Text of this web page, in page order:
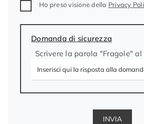
Ho preso visione della Privacy
Domanda di sicurezza
Scrivere la parola "Fragole"
INVIA